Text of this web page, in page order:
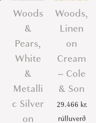
Woods
&
Pears,
White
&
Metalli
c Silver
on
Woods,
Linen
on
Cream
– Cole
& Son
29.466 kr.
rúlluverð